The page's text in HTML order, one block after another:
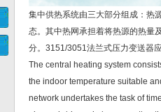
集中供热系统由三大部分组成：热
态。其中热网承担着将热源的热量
分。3151/3051法兰式压力变送器
The central heating system
the indoor temperature suitable
network undertakes the task of